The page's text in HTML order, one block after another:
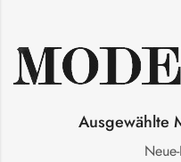
Ausgewählte